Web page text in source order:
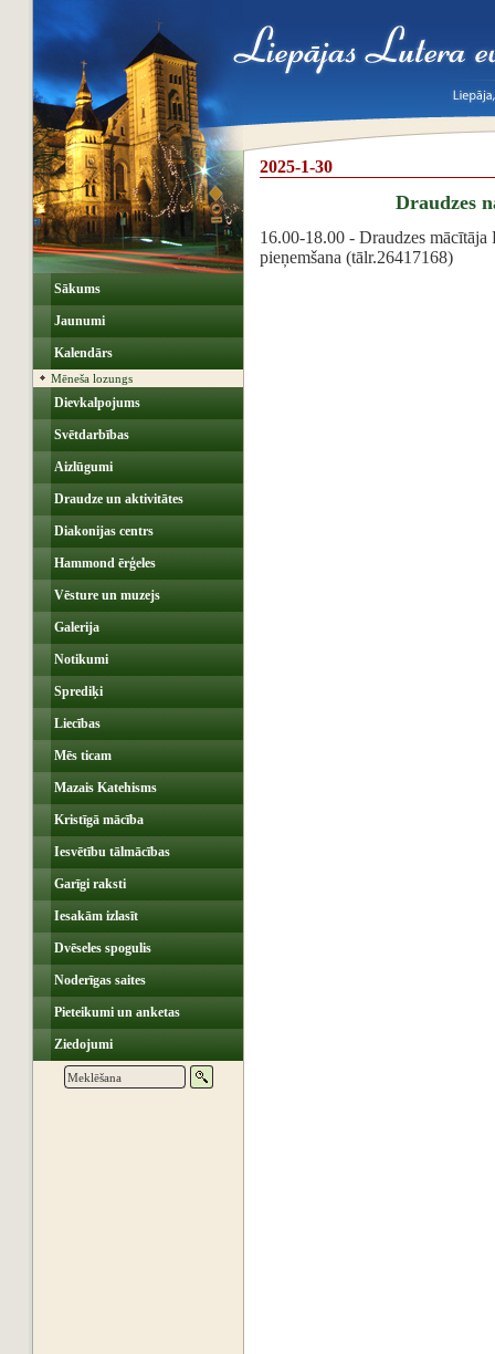
Sākums
Jaunumi
Kalendārs
Mēneša lozungs
Dievkalpojums
Svētdarbības
Aizlūgumi
Draudze un aktivitātes
Diakonijas centrs
Hammond ērģeles
Vēsture un muzejs
Galerija
Notikumi
Sprediķi
Liecības
Mēs ticam
Mazais Katehisms
Kristīgā mācība
Iesvētību tālmācības
Garīgi raksti
Iesakām izlasīt
Dvēseles spogulis
Noderīgas saites
Pieteikumi un anketas
Ziedojumi
2025-1-30
Draudzes
16.00-18.00 - Draudzes mācītāja
pieņemšana (tālr.26417168)